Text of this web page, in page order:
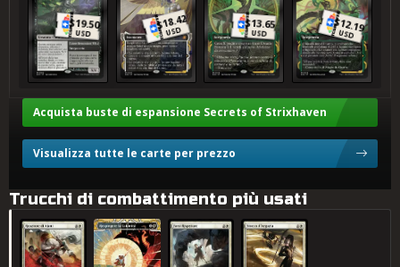
$19.50
USD
$18.42
USD
$13.65
USD
$12.19
USD
Acquista buste di espansione Secrets of Strixhaven
Visualizza tutte le carte per prezzo
Trucchi di combattimento più usati
Reazione di Ajani Respingere la CalamitàFarsi Rispettare Stocco d'Arguzia